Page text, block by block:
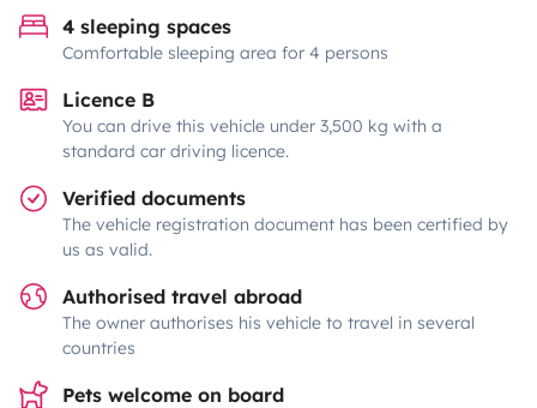
4 sleeping spaces
Comfortable sleeping area for 4 persons
Licence B
You can drive this vehicle under 3,500 kg with a
standard car driving licence.
Verified documents
The vehicle registration document has been certified by
us as valid.
Authorised travel abroad
The owner authorises his vehicle to travel in several
countries
Pets welcome on board